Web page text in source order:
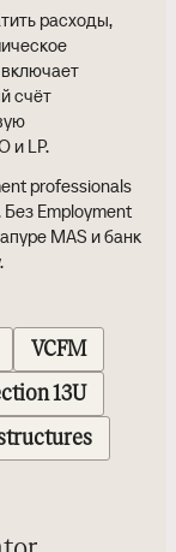
расходы,
счёт
и LP.
professionals
Employment
MAS и банк
VCFM
13U